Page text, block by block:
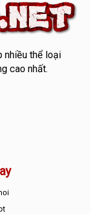
nhiều thể loại
cao nhất.